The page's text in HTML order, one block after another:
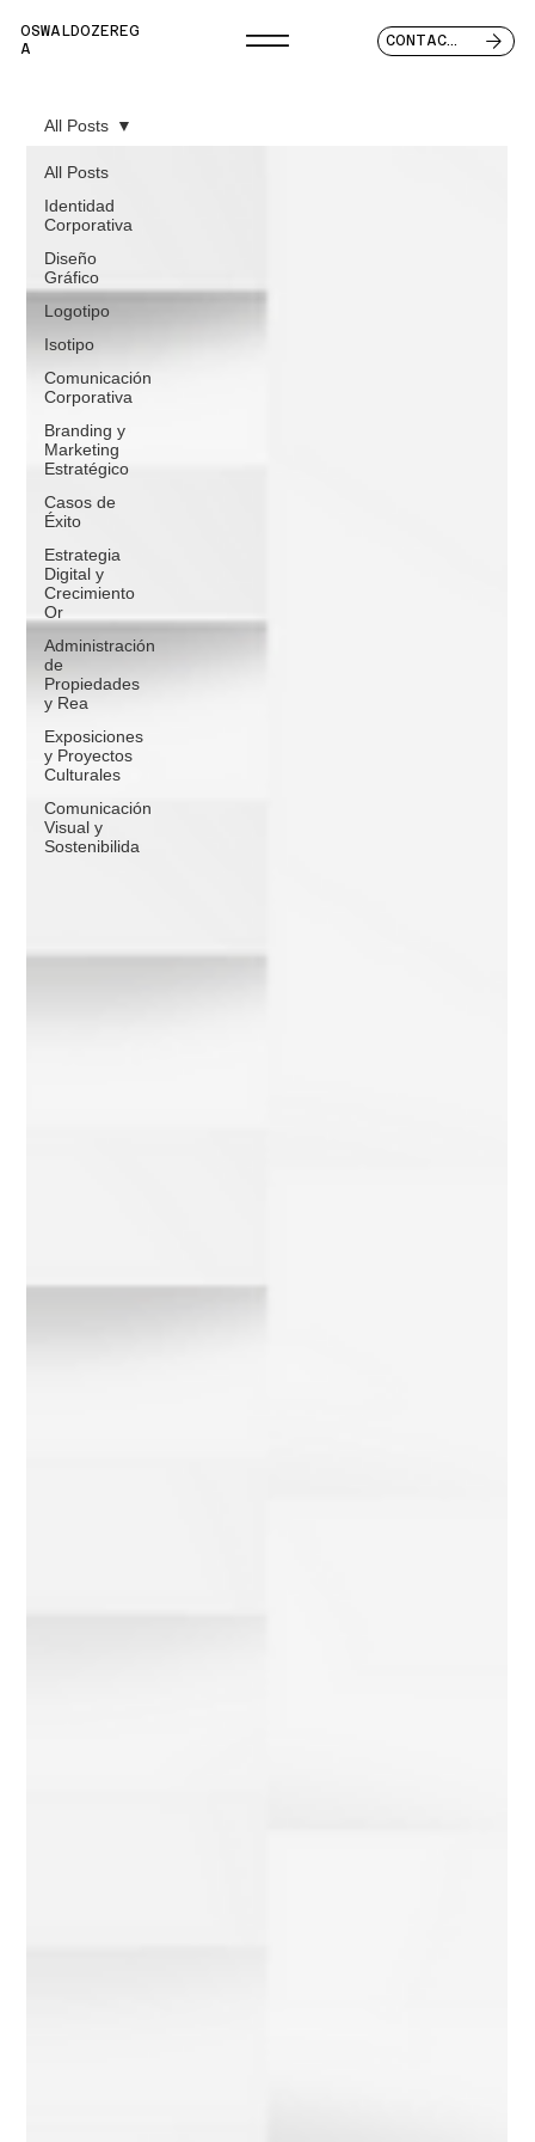
OSWALDOZEREG
A
CONTACTO
All Posts
Identidad
Corporativa
Diseño
Gráfico
Logotipo
Isotipo
Comunicación
Corporativa
Branding y
Marketing
Estratégico
Casos de
Éxito
Estrategia
Digital y
Crecimiento
Or
Administración
de
Propiedades
y Rea
Exposiciones
y Proyectos
Culturales
Comunicación
Visual y
Sostenibilida
All Posts